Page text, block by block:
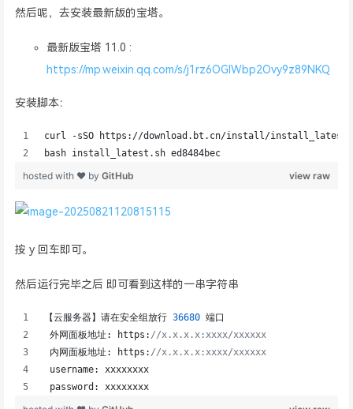
然后呢，去安装最新版的宝塔。
最新版宝塔 11.0 :
https://mp.weixin.qq.com/s/j1rz6OGIWbp2Ovy9z89NKQ
安装脚本：
按 y 回车即可。
然后运行完毕之后 即可看到这样的一串字符串